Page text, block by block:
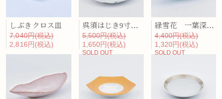
しぶきクロス皿
7,040円(税込)
2,816円(税込)
呉須はじき9寸なぶり皿
5,500円(税込)
1,650円(税込)
SOLD OUT
緑雪花 一葉深鉢（小）
4,400円(税込)
1,320円(税込)
SOLD OUT